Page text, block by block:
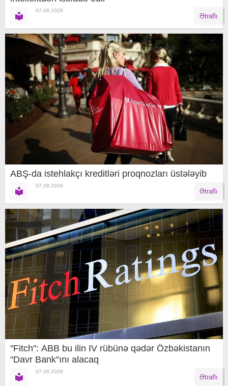
07.08.2026
Ətraflı
ABŞ-da istehlakçı kreditləri proqnozları üstələyib
07.08.2026
Ətraflı
"Fitch": ABB bu ilin IV rübünə qədər Özbəkistanın
"Davr Bank"ını alacaq
07.08.2026
Ətraflı